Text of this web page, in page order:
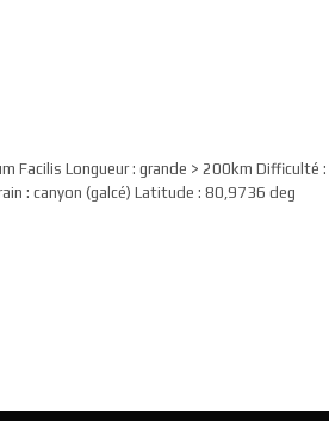
Facilis Longueur : grande > 200km Difficulté :
: canyon (galcé) Latitude : 80,9736 deg